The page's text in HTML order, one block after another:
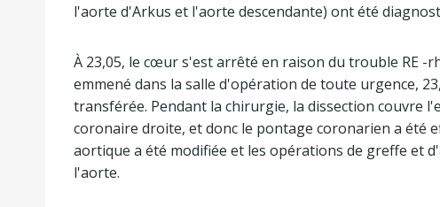
l'aorte d'Arkus et l'aorte descendante) ont été
À 23,05, le cœur s'est arrêté en raison du trouble RE
emmené dans la salle d'opération de toute urgence,
transférée. Pendant la chirurgie, la dissection couvre
coronaire droite, et donc le pontage coronarien a été
aortique a été modifiée et les opérations de greffe et
l'aorte.